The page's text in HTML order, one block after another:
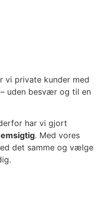
vi private kunder med
uden besvær og til en
har vi gjort
. Med vores
det samme og vælge